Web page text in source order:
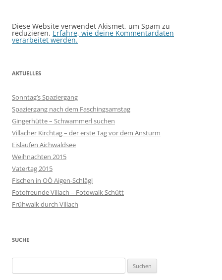
Diese Website verwendet Akismet, um Spam zu
reduzieren. Erfahre, wie deine Kommentardaten
verarbeitet werden.
AKTUELLES
Sonntag’s Spaziergang
Spaziergang nach dem Faschingsamstag
Gingerhütte – Schwammerl suchen
Villacher Kirchtag – der erste Tag vor dem Ansturm
Eislaufen Aichwaldsee
Weihnachten 2015
Vatertag 2015
Fischen in OÖ Aigen-Schlägl
Fotofreunde Villach – Fotowalk Schütt
Frühwalk durch Villach
SUCHE
nach: